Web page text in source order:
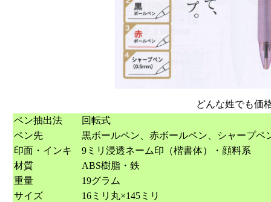
どんな姓でも価
ペン抽出法
回転式
ペン先
黒ボールペン、赤ボールペン、シャープペ
印面・インキ
9ミリ浸透ネーム印（楷書体）・顔料系
材質
ABS樹脂・鉄
重量
19グラム
サイズ
16ミリ丸×145ミリ